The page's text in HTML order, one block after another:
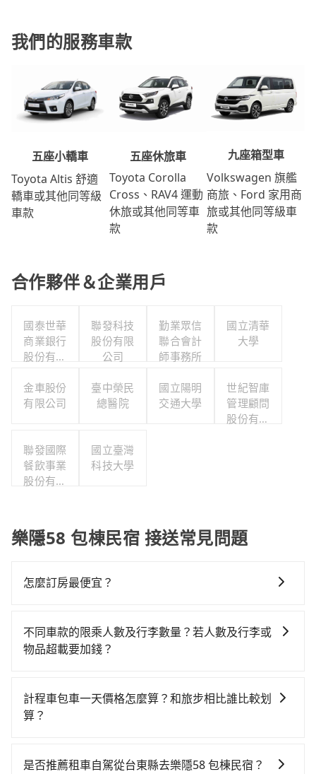
我們的服務車款
五座小轎車
Toyota Altis 舒適
轎車或其他同等級
車款
五座休旅車
Toyota Corolla
Cross、RAV4 運動
休旅或其他同等車
款
九座箱型車
Volkswagen 旗艦
商旅、Ford 家用商
旅或其他同等級車
款
合作夥伴＆企業用戶
國泰世華
商業銀行
股份有限
聯發科技
股份有限
公司
勤業眾信
聯合會計
師事務所
國立清華
大學
金車股份
有限公司
臺中榮民
總醫院
國立陽明
交通大學
世紀智庫
管理顧問
股份有限
聯發國際
餐飲事業
股份有限
國立臺灣
科技大學
樂隱58 包棟民宿 接送常見問題
怎麼訂房最便宜？
OTA (online travel agent) 來完成，除了可以快速依據
地區、價位、人數、特殊需求來搜尋適合的旅店與房
饋或未來換取免費的住房。台灣人常用的線上訂房平台
有Booking.com、Agoda.com、Hotels.com、
告知付款完畢，一切都能在網路上操作。但有些較冷門
不同車款的限乘人數及行李數量？若人數及行李或
物品超載要加錢？
的車型。 五人座驕車可乘坐三位乘客，並可攜帶三個隨
身行李與兩個30吋行李箱 五人座休旅車可乘坐四位乘
吋行李箱。 為了確保行車安全及遵守相關法規，我們不
計程車包車一天價格怎麼算？和旅步相比誰比較划
算？
格通常是根據時間或距離來計算，而且在不同城市和地
是否推薦租車自駕從台東縣去樂隱58 包棟民宿？